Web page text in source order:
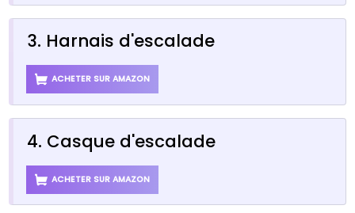
3. Harnais d'escalade
ACHETER SUR AMAZON
4. Casque d'escalade
ACHETER SUR AMAZON